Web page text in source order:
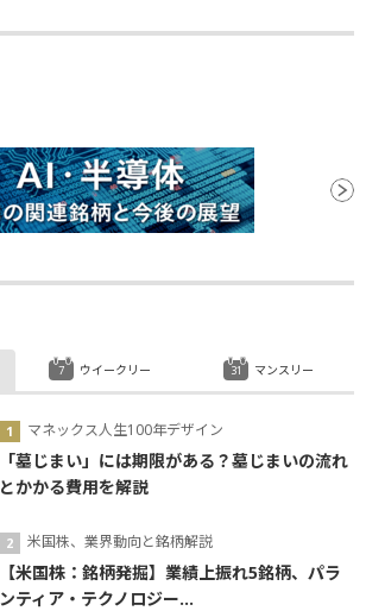
マネックス人生100年デザイン
「墓じまい」には期限がある？墓じまいの流れ
とかかる費用を解説
米国株、業界動向と銘柄解説
【米国株：銘柄発掘】業績上振れ5銘柄、パラ
ンティア・テクノロジー...
ウイークリー マンスリー